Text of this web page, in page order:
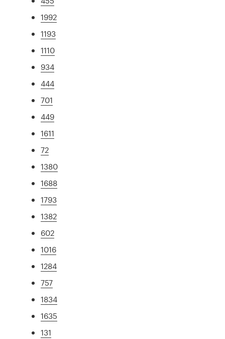
1992
1193
1110
934
444
701
449
1611
72
1380
1688
1793
1382
602
1016
1284
757
1834
1635
131